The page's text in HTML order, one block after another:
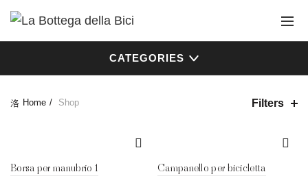
CATEGORIES
Home Shop Filters
Borsa per manubrio 1 Campanello per bicicletta